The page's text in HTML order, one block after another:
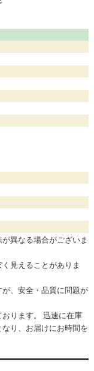
異なる場合がございま
見えることがありま
、安全・品質に問題が
ります。 迅速に在庫
り、お届けにお時間を